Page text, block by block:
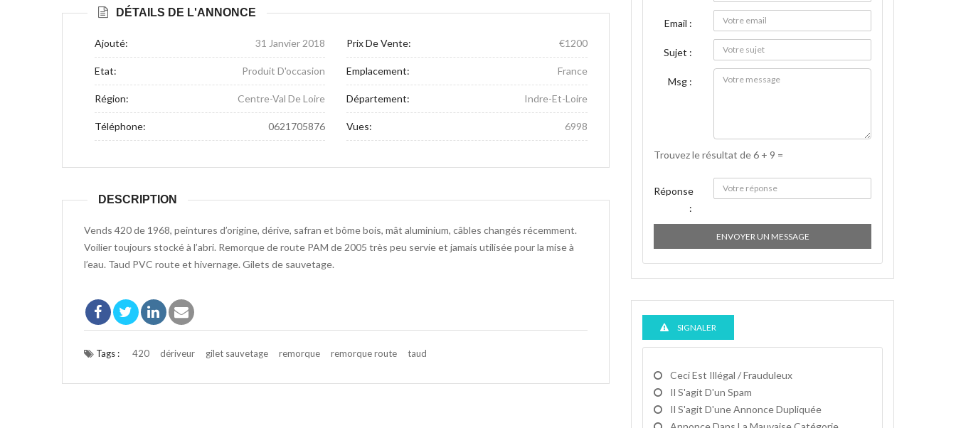
DÉTAILS DE L'ANNONCE
Ajouté: 31 Janvier 2018 Prix De Vente: €1200
Etat: Produit D'occasion Emplacement: France
Région: Centre-Val De Loire Département: Indre-Et-Loire
Téléphone: 0621705876 Vues: 6998
DESCRIPTION
Vends 420 de 1968, peintures d’origine, dérive, safran et bôme bois, mât aluminium, câbles changés récemment.
Voilier toujours stocké à l’abri. Remorque de route PAM de 2005 très peu servie et jamais utilisée pour la mise à
l’eau. Taud PVC route et hivernage. Gilets de sauvetage.
Tags : 420 dériveur gilet sauvetage remorque remorque route taud
Email :
Sujet :
Msg :
Trouvez le résultat de 6 + 9 =
Réponse
:
ENVOYER UN MESSAGE
SIGNALER
Ceci Est Illégal / Frauduleux
Il S'agit D'un Spam
Il S'agit D'une Annonce Dupliquée